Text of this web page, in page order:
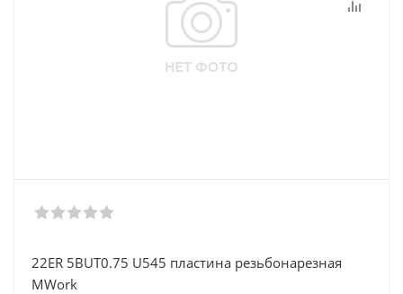
22ER 5BUT0.75 U545 пластина резьбонарезная
MWork